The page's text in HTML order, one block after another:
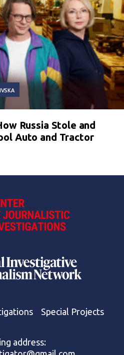
Russia Stole and
Auto and Tractor
Special Projects
address: